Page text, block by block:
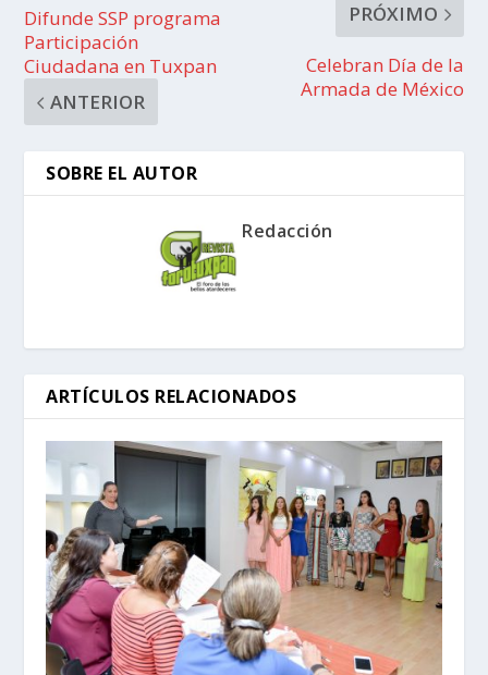
Difunde SSP programa
Participación
Ciudadana en Tuxpan
ANTERIOR
PRÓXIMO
Celebran Día de la
Armada de México
SOBRE EL AUTOR
Redacción
ARTÍCULOS RELACIONADOS